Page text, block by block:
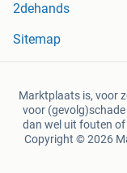
2dehands
Sitemap
Marktplaats is, voor
voor
dan wel uit fouten
Copyright © 2026